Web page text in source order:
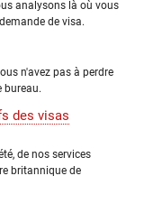
analysons là où vous
de visa.
n'avez pas à perdre
bureau.
des visas
de nos services
britannique de